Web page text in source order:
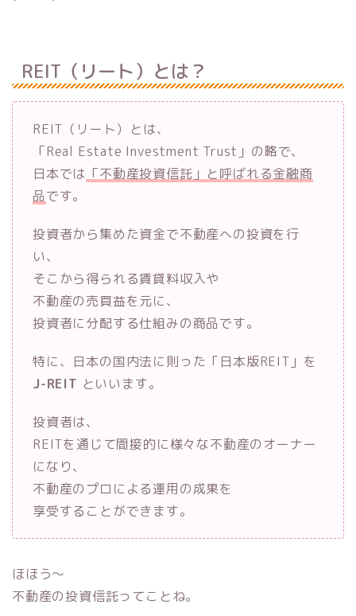
REIT（リート）とは？
REIT（リート）とは、
「Real Estate Investment Trust」の略で、
日本では 「不動産投資信託」と呼ばれる金融商
品です。
投資者から集めた資金で不動産への投資を行
い、
そこから得られる賃貸料収入や
不動産の売買益を元に、
投資者に分配する仕組みの商品です。
特に、日本の国内法に則った「日本版REIT」を
J-REIT といいます。
投資者は、
REITを通じて間接的に様々な不動産のオーナー
になり、
不動産のプロによる運用の成果を
享受することができます。
ほほう〜
不動産の投資信託ってことね。